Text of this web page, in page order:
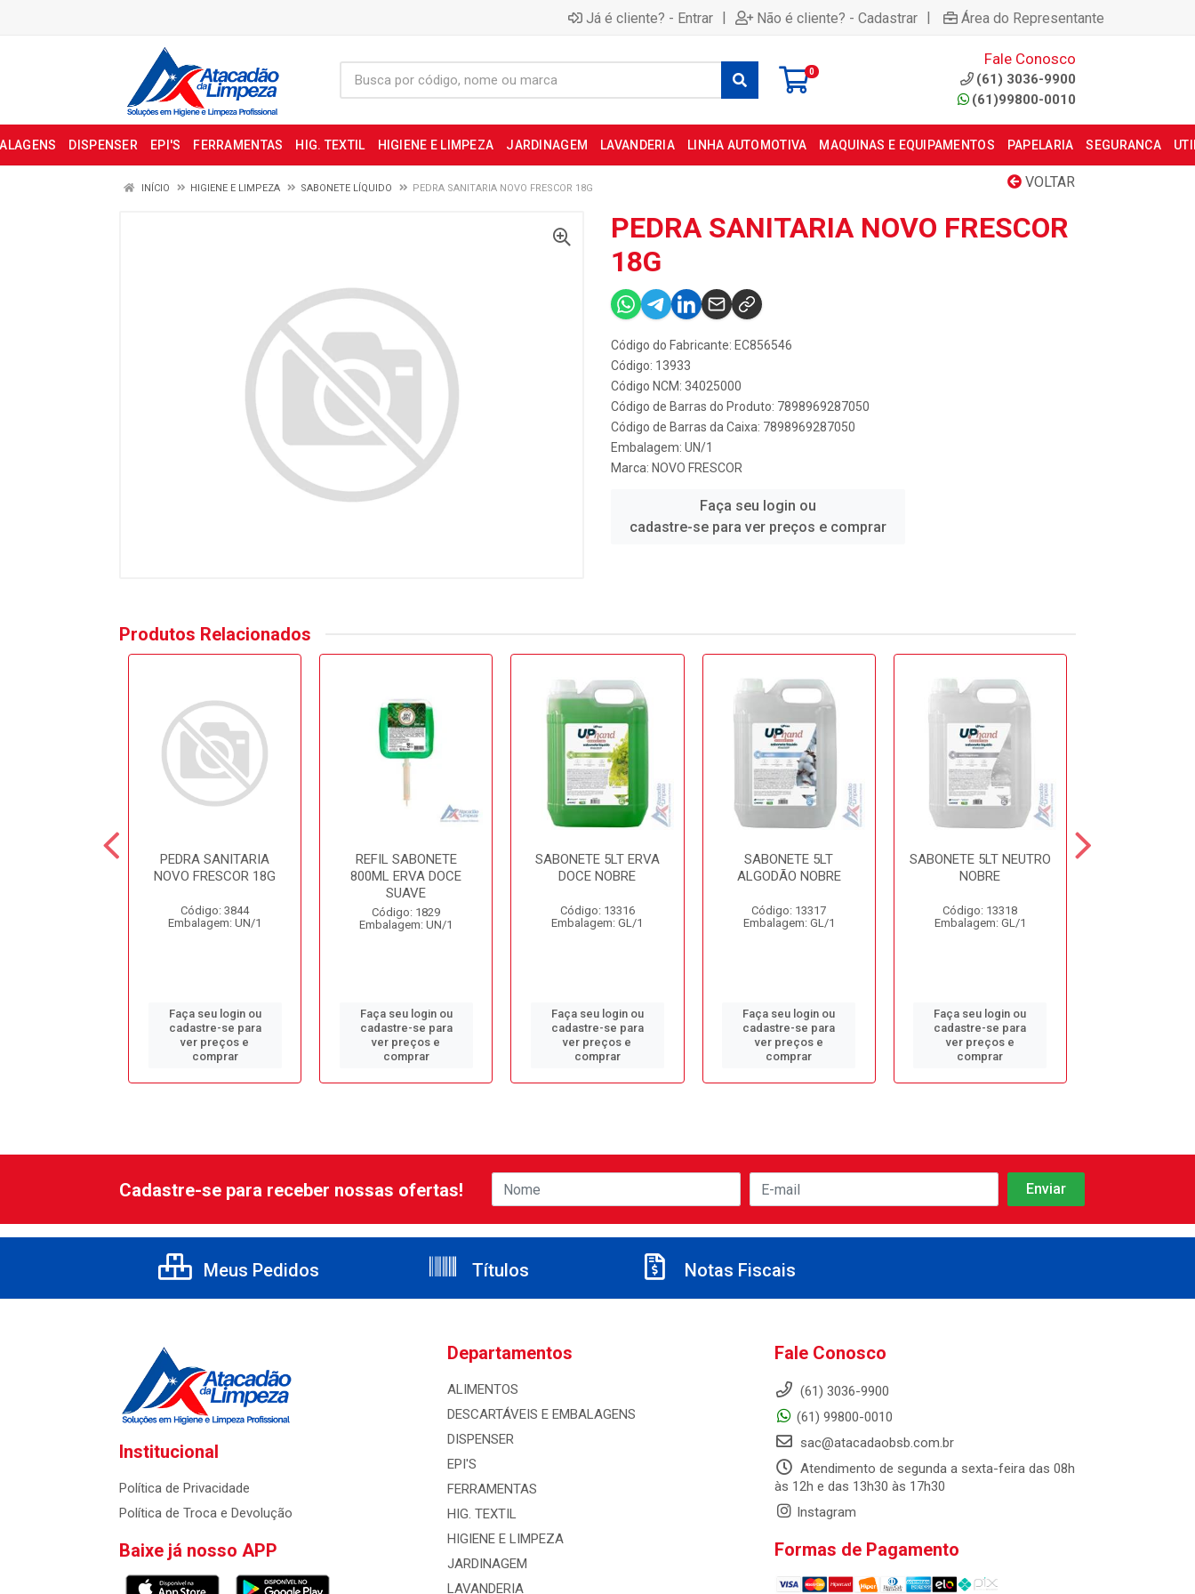
Já é cliente? - Entrar | Não é cliente? - Cadastrar | Área do Representante
0
Fale Conosco
(61) 3036-9900
(61)99800-0010
DISPENSER EPI'S FERRAMENTAS HIG. TEXTIL HIGIENE E LIMPEZA JARDINAGEM LAVANDERIA LINHA AUTOMOTIVA MAQUINAS E EQUIPAMENTOS PAPELARIA SEGURANCA
VOLTAR
INÍCIO HIGIENE E LIMPEZA SABONETE LÍQUIDO PEDRA SANITARIA NOVO FRESCOR 18G
PEDRA SANITARIA NOVO FRESCOR
18G
Código do Fabricante: EC856546
Código: 13933
Código NCM: 34025000
Código de Barras do Produto: 7898969287050
Código de Barras da Caixa: 7898969287050
Embalagem: UN/1
Marca: NOVO FRESCOR
Faça seu login ou
cadastre-se para ver preços e comprar
Produtos Relacionados
PEDRA SANITARIA
NOVO FRESCOR 18G
Código: 3844
Embalagem: UN/1
Faça seu login ou
cadastre-se para
ver preços e
comprar
REFIL SABONETE
800ML ERVA DOCE
SUAVE
Código: 1829
Embalagem: UN/1
Faça seu login ou
cadastre-se para
ver preços e
comprar
SABONETE 5LT ERVA
DOCE NOBRE
Código: 13316
Embalagem: GL/1
Faça seu login ou
cadastre-se para
ver preços e
comprar
SABONETE 5LT
ALGODÃO NOBRE
Código: 13317
Embalagem: GL/1
Faça seu login ou
cadastre-se para
ver preços e
comprar
SABONETE 5LT NEUTRO
NOBRE
Código: 13318
Embalagem: GL/1
Faça seu login ou
cadastre-se para
ver preços e
comprar
Cadastre-se para receber nossas ofertas!
Meus Pedidos Títulos Notas Fiscais
Institucional
Política de Privacidade
Política de Troca e Devolução
Baixe já nosso APP
Departamentos
ALIMENTOS
DESCARTÁVEIS E EMBALAGENS
DISPENSER
EPI'S
FERRAMENTAS
HIG. TEXTIL
HIGIENE E LIMPEZA
JARDINAGEM
LAVANDERIA
Fale Conosco
(61) 3036-9900
(61) 99800-0010
sac@atacadaobsb.com.br
Atendimento de segunda a sexta-feira das 08h
às 12h e das 13h30 às 17h30
Instagram
Formas de Pagamento